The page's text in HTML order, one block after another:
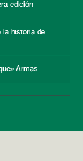
edición
la historia de
Armas